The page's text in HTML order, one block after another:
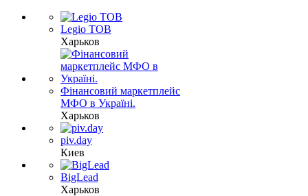
Legio ТОВ
Харьков
Фінансовий маркетплейс
МФО в Україні.
Харьков
piv.day
Киев
BigLead
Харьков